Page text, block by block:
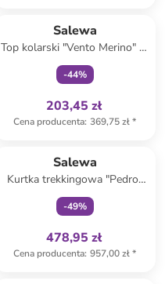
Salewa
Top kolarski "Vento Merino" w
kolorze jasnoróżowo-czarnym
-44%
203,45 zł
Cena producenta: 369,75 zł*
Salewa
Kurtka trekkingowa "Pedroc
2.5L Powertex" w kolorze
czerwonym
-49%
478,95 zł
Cena producenta: 957,00 zł*